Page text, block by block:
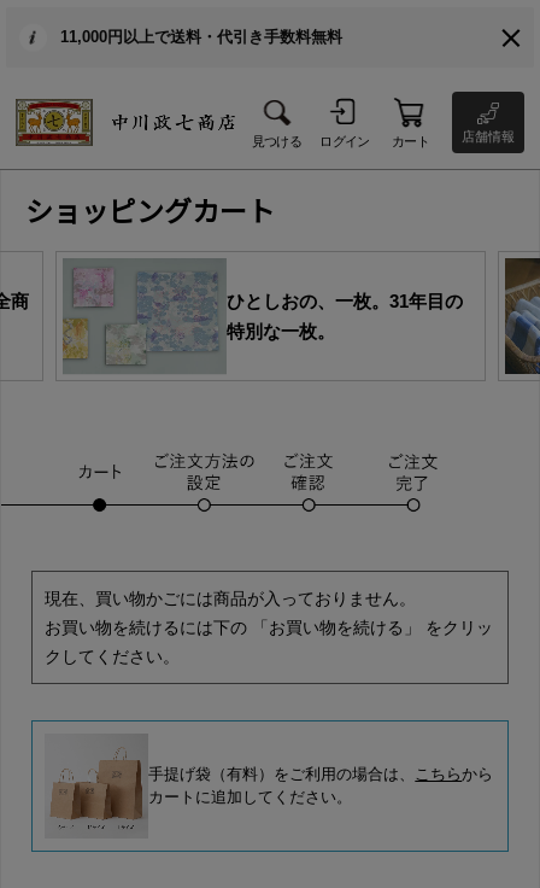
11,000円以上で送料・代引き手数料無料
見つける ログイン カート 店舗情報
ショッピングカート
商
ひとしおの、一枚。31年目の
特別な一枚。
現在、買い物かごには商品が入っておりません。
お買い物を続けるには下の 「お買い物を続ける」 をクリッ
クしてください。
手提げ袋（有料）をご利用の場合は、 こちらから
カートに追加してください。